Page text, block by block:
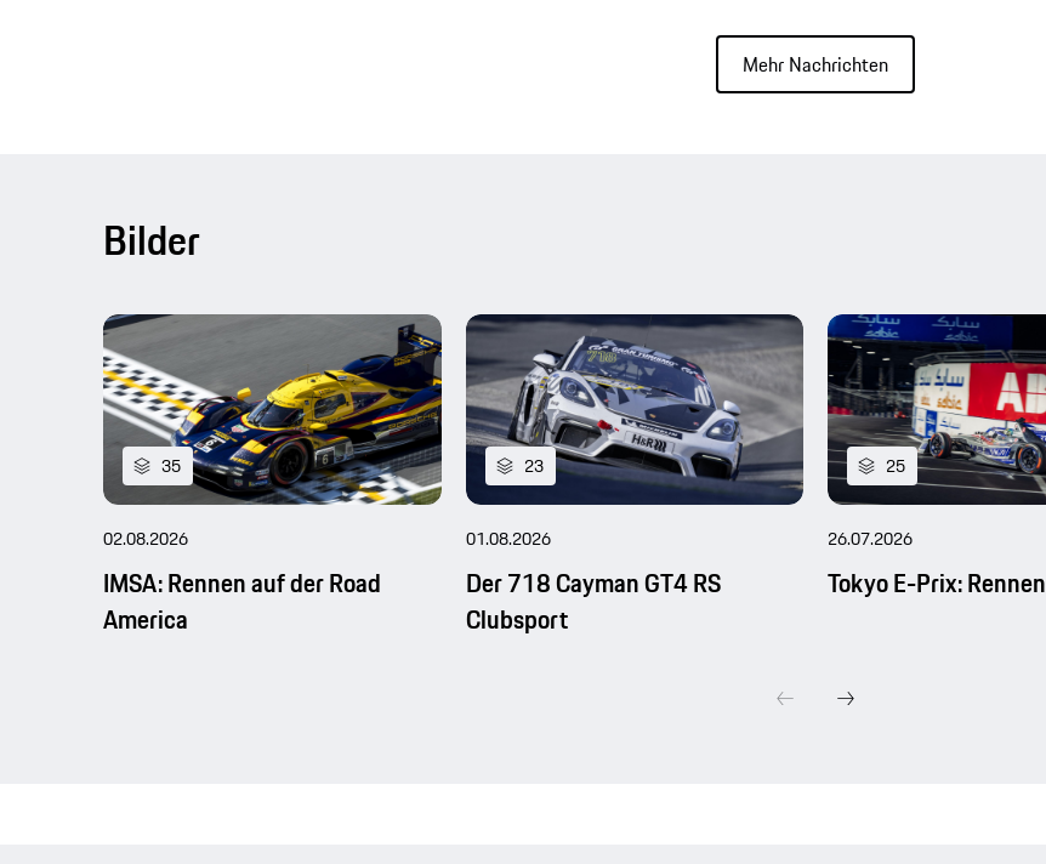
Mehr Nachrichten
Bilder
35
02.08.2026
IMSA: Rennen auf der Road
America
23
01.08.2026
Der 718 Cayman GT4 RS
Clubsport
25
26.07.2026
Tokyo E-Prix: Rennen